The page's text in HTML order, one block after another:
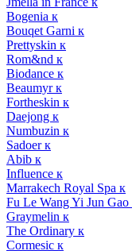
Bogenia к
Bouqet Garni к
Prettyskin к
Rom&nd к
Biodance к
Beaumyr к
Fortheskin к
Daejong к
Numbuzin к
Sadoer к
Abib к
Influence к
Marrakech Royal Spa к
Fu Le Wang Yi Jun Gao
Graymelin к
The Ordinary к
Cormesic к